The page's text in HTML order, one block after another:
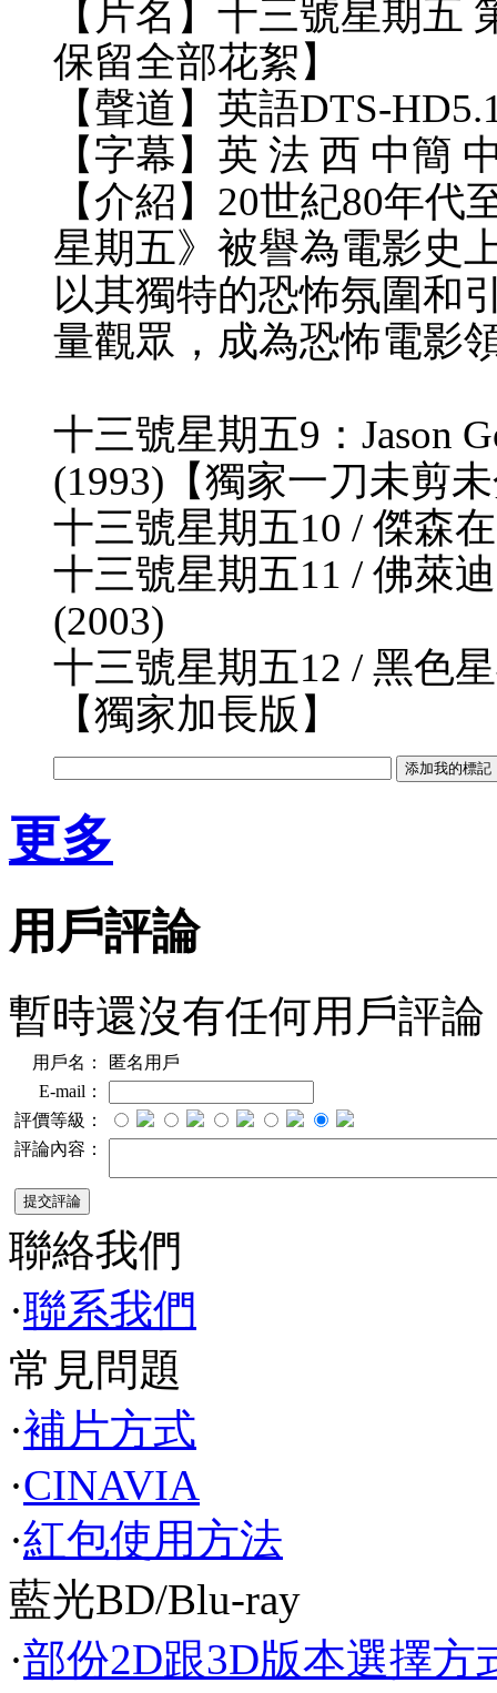
【片名】十三號星期五
保留全部花絮】
【聲道】英語DTS-
【字幕】英 法 西 中簡
【介紹】20世紀80年
星期五》被譽為電影史
以其獨特的恐怖氛圍和
量觀眾，成為恐怖電影
十三號星期五9：Jason
(1993)【獨家一刀未剪
十三號星期五10 / 傑森
十三號星期五11 / 佛萊
(2003)
十三號星期五12 / 黑色
【獨家加長版】
更多
用戶評論
暫時還沒有任何用戶評論
用戶名：
匿名用戶
E-mail：
評價等級：
評論內容：
聯絡我們
·聯系我們
常見問題
·補片方式
·CINAVIA
·紅包使用方法
藍光BD/Blu-ray
·部份2D跟3D版本選擇方